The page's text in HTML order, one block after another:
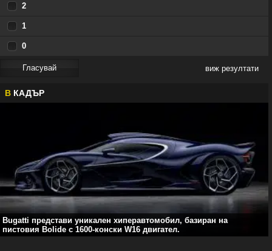
2
1
0
виж резултати
В КАДЪР
Bugatti представи уникален хиперавтомобил, базиран на
пистовия Bolide с 1600-конски W16 двигател.